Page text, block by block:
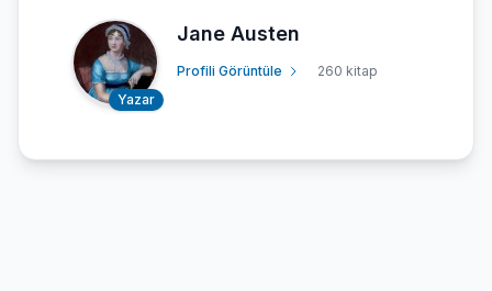
Yazar
Jane Austen
Profili Görüntüle 260 kitap